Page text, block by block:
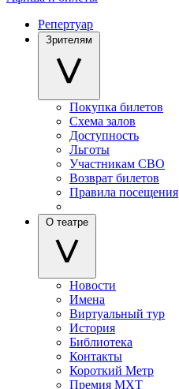
Репертуар
Зрителям
Покупка билетов
Схема залов
Доступность
Льготы
Участникам СВО
Возврат билетов
Правила посещения
О театре
Новости
Имена
Виртуальный тур
История
Библиотека
Контакты
Короткий Метр
Премия МХТ